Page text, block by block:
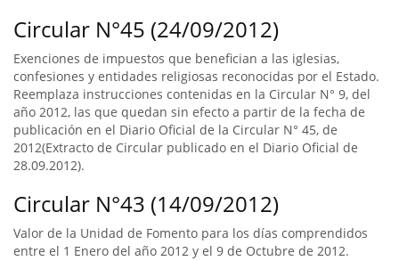
Circular N°45 (24/09/2012)
Exenciones de impuestos que benefician a las iglesias,
confesiones y entidades religiosas reconocidas por el Estado.
Reemplaza instrucciones contenidas en la Circular N° 9, del
año 2012, las que quedan sin efecto a partir de la fecha de
publicación en el Diario Oficial de la Circular N° 45, de
2012(Extracto de Circular publicado en el Diario Oficial de
28.09.2012).
Circular N°43 (14/09/2012)
Valor de la Unidad de Fomento para los días comprendidos
entre el 1 Enero del año 2012 y el 9 de Octubre de 2012.